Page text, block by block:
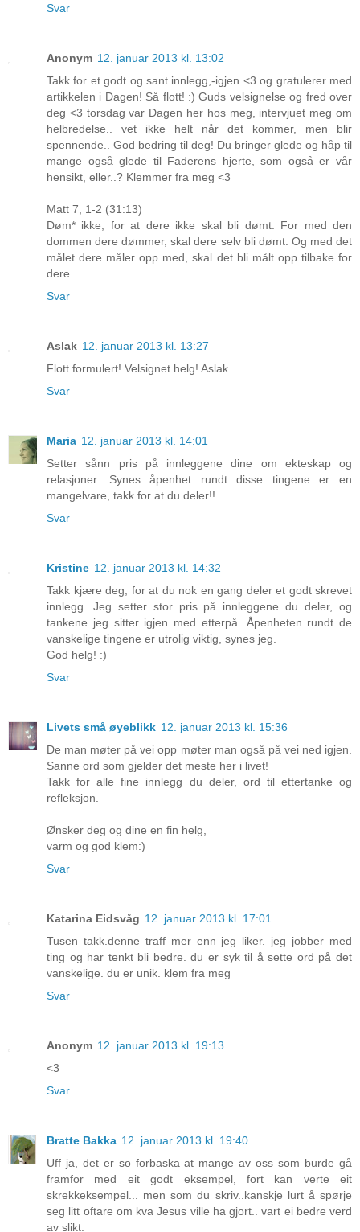
Svar
Anonym 12. januar 2013 kl. 13:02
Takk for et godt og sant innlegg,-igjen <3 og gratulerer med
artikkelen i Dagen! Så flott! :) Guds velsignelse og fred over
deg <3 torsdag var Dagen her hos meg, intervjuet meg om
helbredelse.. vet ikke helt når det kommer, men blir
spennende.. God bedring til deg! Du bringer glede og håp til
mange også glede til Faderens hjerte, som også er vår
hensikt, eller..? Klemmer fra meg <3
Matt 7, 1-2 (31:13)
Døm* ikke, for at dere ikke skal bli dømt. For med den
dommen dere dømmer, skal dere selv bli dømt. Og med det
målet dere måler opp med, skal det bli målt opp tilbake for
dere.
Svar
Aslak 12. januar 2013 kl. 13:27
Flott formulert! Velsignet helg! Aslak
Svar
Maria 12. januar 2013 kl. 14:01
Setter sånn pris på innleggene dine om ekteskap og
relasjoner. Synes åpenhet rundt disse tingene er en
mangelvare, takk for at du deler!!
Svar
Kristine 12. januar 2013 kl. 14:32
Takk kjære deg, for at du nok en gang deler et godt skrevet
innlegg. Jeg setter stor pris på innleggene du deler, og
tankene jeg sitter igjen med etterpå. Åpenheten rundt de
vanskelige tingene er utrolig viktig, synes jeg.
God helg! :)
Svar
Livets små øyeblikk 12. januar 2013 kl. 15:36
De man møter på vei opp møter man også på vei ned igjen.
Sanne ord som gjelder det meste her i livet!
Takk for alle fine innlegg du deler, ord til ettertanke og
refleksjon.
Ønsker deg og dine en fin helg,
varm og god klem:)
Svar
Katarina Eidsvåg 12. januar 2013 kl. 17:01
Tusen takk.denne traff mer enn jeg liker. jeg jobber med
ting og har tenkt bli bedre. du er syk til å sette ord på det
vanskelige. du er unik. klem fra meg
Svar
Anonym 12. januar 2013 kl. 19:13
<3
Svar
Bratte Bakka 12. januar 2013 kl. 19:40
Uff ja, det er so forbaska at mange av oss som burde gå
framfor med eit godt eksempel, fort kan verte eit
skrekkeksempel... men som du skriv..kanskje lurt å spørje
seg litt oftare om kva Jesus ville ha gjort.. vart ei bedre verd
av slikt.